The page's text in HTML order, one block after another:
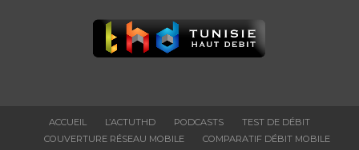
ACCUEIL L’ACTUTHD PODCASTS
TEST DE DÉBIT
COUVERTURE RÉSEAU MOBILE
COMPARATIF DÉBIT MOBILE